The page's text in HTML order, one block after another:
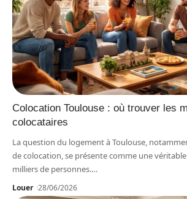
Colocation Toulouse : où trouver les
colocataires
La question du logement à Toulouse,
de colocation, se présente comme une
milliers de personnes.…
Louer 28/06/2026